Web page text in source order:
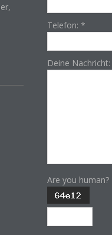
Telefon: *
Deine Nachricht:
Are you human?